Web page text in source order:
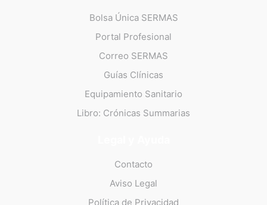
Bolsa Única SERMAS
Portal Profesional
Correo SERMAS
Guías Clínicas
Equipamiento Sanitario
Libro: Crónicas Summarias
Contacto
Aviso Legal
Política de Privacidad